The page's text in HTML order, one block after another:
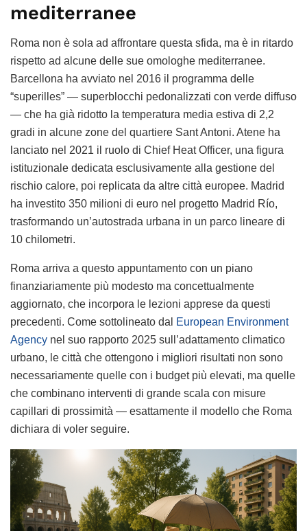
mediterranee
Roma non è sola ad affrontare questa sfida, ma è in ritardo
rispetto ad alcune delle sue omologhe mediterranee.
Barcellona ha avviato nel 2016 il programma delle
“superilles” — superblocchi pedonalizzati con verde diffuso
— che ha già ridotto la temperatura media estiva di 2,2
gradi in alcune zone del quartiere Sant Antoni. Atene ha
lanciato nel 2021 il ruolo di Chief Heat Officer, una figura
istituzionale dedicata esclusivamente alla gestione del
rischio calore, poi replicata da altre città europee. Madrid
ha investito 350 milioni di euro nel progetto Madrid Río,
trasformando un’autostrada urbana in un parco lineare di
10 chilometri.
Roma arriva a questo appuntamento con un piano
finanziariamente più modesto ma concettualmente
aggiornato, che incorpora le lezioni apprese da questi
precedenti. Come sottolineato dal
European Environment
Agency nel suo rapporto 2025 sull’adattamento climatico
urbano, le città che ottengono i migliori risultati non sono
necessariamente quelle con i budget più elevati, ma quelle
che combinano interventi di grande scala con misure
capillari di prossimità — esattamente il modello che Roma
dichiara di voler seguire.